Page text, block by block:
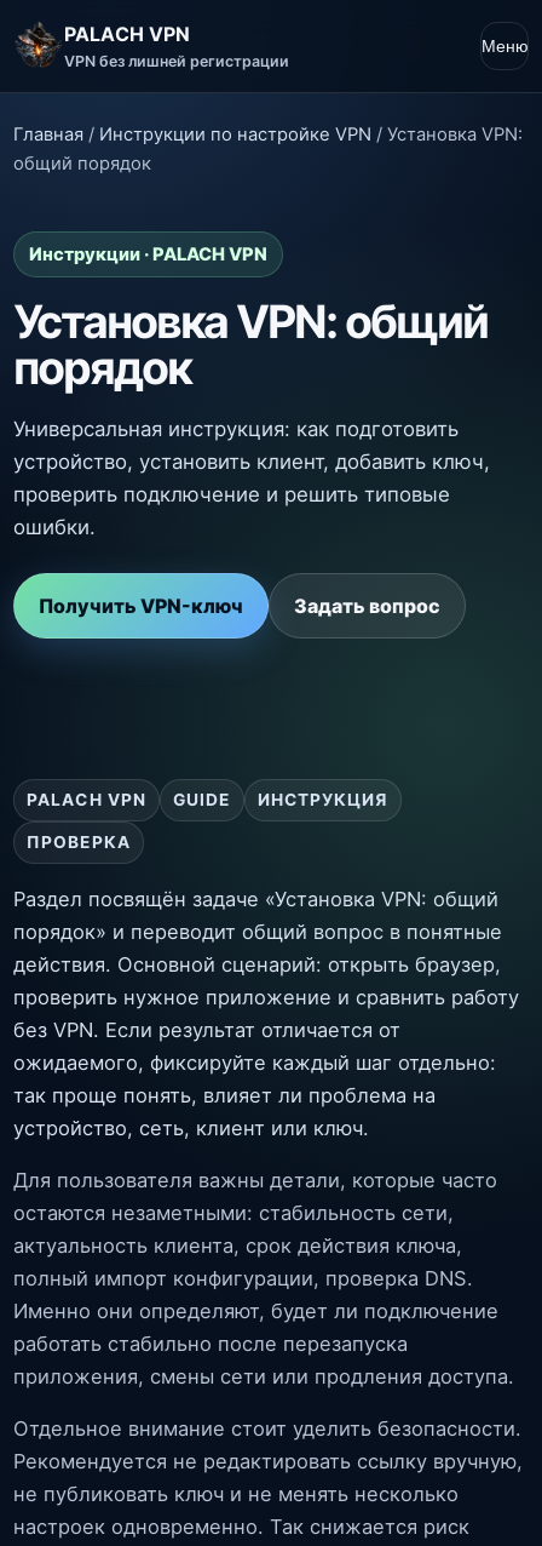
PALACH VPN
VPN без лишней регистрации
Меню
Главная / Инструкции по настройке VPN / Установка VPN:
общий порядок
Инструкции · PALACH VPN
Установка VPN: общий
порядок
Универсальная инструкция: как подготовить
устройство, установить клиент, добавить ключ,
проверить подключение и решить типовые
ошибки.
Получить VPN-ключ Задать вопрос
PALACH VPN GUIDE ИНСТРУКЦИЯ
ПРОВЕРКА
Раздел посвящён задаче «Установка VPN: общий
порядок» и переводит общий вопрос в понятные
действия. Основной сценарий: открыть браузер,
проверить нужное приложение и сравнить работу
без VPN. Если результат отличается от
ожидаемого, фиксируйте каждый шаг отдельно:
так проще понять, влияет ли проблема на
устройство, сеть, клиент или ключ.
Для пользователя важны детали, которые часто
остаются незаметными: стабильность сети,
актуальность клиента, срок действия ключа,
полный импорт конфигурации, проверка DNS.
Именно они определяют, будет ли подключение
работать стабильно после перезапуска
приложения, смены сети или продления доступа.
Отдельное внимание стоит уделить безопасности.
Рекомендуется не редактировать ссылку вручную,
не публиковать ключ и не менять несколько
настроек одновременно. Так снижается риск